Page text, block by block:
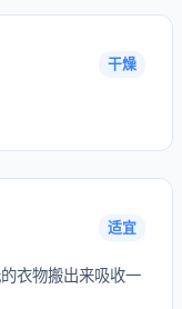
干燥
适宜
衣物搬出来吸收一